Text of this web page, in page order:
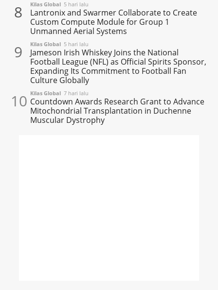
8 Kilas Global 5 hari lalu
Lantronix and Swarmer Collaborate to Create
Custom Compute Module for Group 1
Unmanned Aerial Systems
9 Kilas Global 5 hari lalu
Jameson Irish Whiskey Joins the National
Football League (NFL) as Official Spirits Sponsor,
Expanding Its Commitment to Football Fan
Culture Globally
10 Kilas Global 7 hari lalu
Countdown Awards Research Grant to Advance
Mitochondrial Transplantation in Duchenne
Muscular Dystrophy